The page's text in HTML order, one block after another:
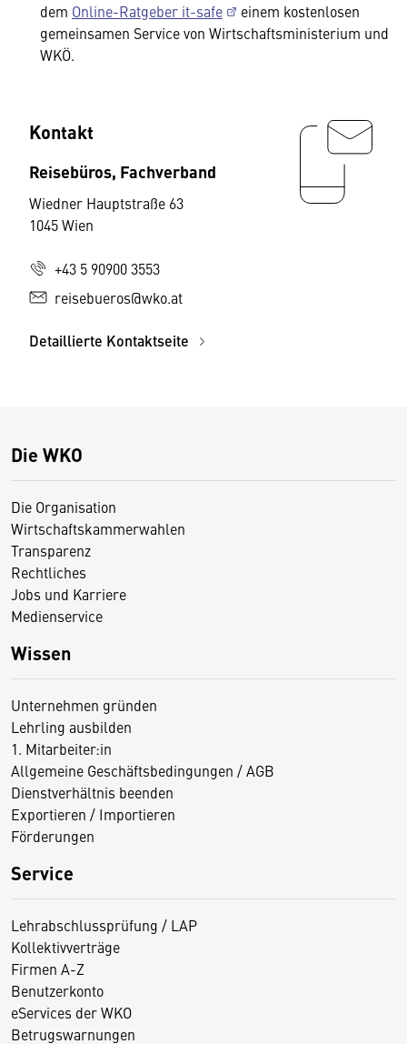
dem Online-Ratgeber it-safe
einem kostenlosen
gemeinsamen Service von Wirtschaftsministerium und
WKÖ.
Kontakt
Reisebüros, Fachverband
Wiedner Hauptstraße 63
1045 Wien
+43 5 90900 3553
reisebueros@wko.at
Detaillierte Kontaktseite
Die WKO
Die Organisation
Wirtschaftskammerwahlen
Transparenz
Rechtliches
Jobs und Karriere
Medienservice
Wissen
Unternehmen gründen
Lehrling ausbilden
1. Mitarbeiter:in
Allgemeine Geschäftsbedingungen / AGB
Dienstverhältnis beenden
Exportieren / Importieren
Förderungen
Service
Lehrabschlussprüfung / LAP
Kollektivverträge
Firmen A-Z
Benutzerkonto
eServices der WKO
Betrugswarnungen